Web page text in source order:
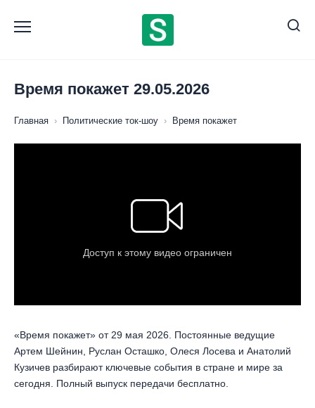
содержанию
Время покажет 29.05.2026
Главная › Политические ток-шоу › Время покажет
«Время покажет» от 29 мая 2026. Постоянные ведущие
Артем Шейнин, Руслан Осташко, Олеся Лосева и Анатолий
Кузичев разбирают ключевые события в стране и мире за
сегодня. Полный выпуск передачи бесплатно.